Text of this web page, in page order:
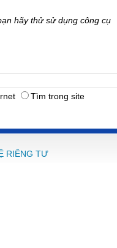
hãy thử sử dụng công cụ
Tìm trong site
RIÊNG TƯ